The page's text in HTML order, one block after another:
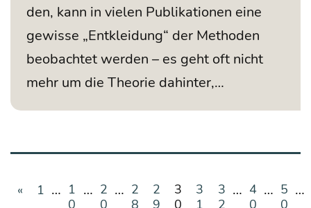
den, kann in vie­len Publi­ka­tio­nen eine
gewis­se „Ent­klei­dung“ der Metho­den
beob­ach­tet wer­den – es geht oft nicht
mehr um die Theo­rie dahinter,…
« 1 … 1
0
… 2
0
… 2
8
2
9
3
0
3
1
3
2
… 4
0
… 5
0
…